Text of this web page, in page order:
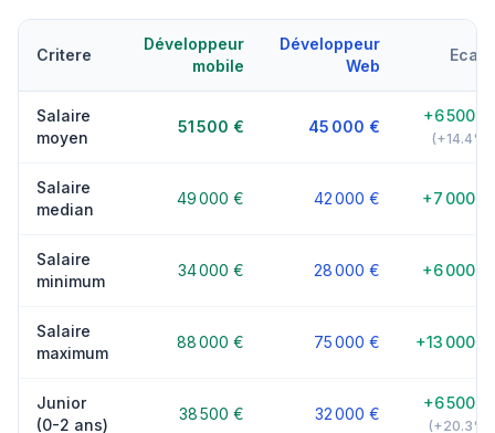
Critere
Développeur
mobile
Développeur
Web
Ecart
Salaire
moyen
51 500 € 45 000 €
+6 500 €
(+14.4%)
Salaire
median
49 000 € 42 000 € +7 000 €
Salaire
minimum
34 000 € 28 000 € +6 000 €
Salaire
maximum
88 000 € 75 000 € +13 000 €
Junior
(0-2 ans)
38 500 € 32 000 €
+6 500 €
(+20.3%)